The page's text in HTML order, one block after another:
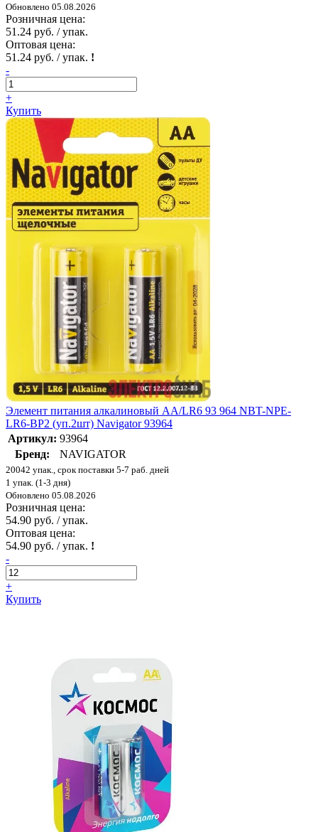
Обновлено 05.08.2026
Розничная цена:
51.24 руб. / упак.
Оптовая цена:
51.24 руб. / упак. !
-
+
Купить
Элемент питания алкалиновый AA/LR6 93 964 NBT-NPE-
LR6-BP2 (уп.2шт) Navigator 93964
Артикул: 93964
Бренд:
NAVIGATOR
20042 упак., срок поставки 5-7 раб. дней
1 упак. (1-3 дня)
Обновлено 05.08.2026
Розничная цена:
54.90 руб. / упак.
Оптовая цена:
54.90 руб. / упак. !
-
+
Купить